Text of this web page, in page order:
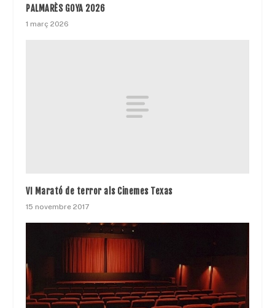
PALMARÈS GOYA 2026
1 març 2026
VI Marató de terror als Cinemes Texas
15 novembre 2017